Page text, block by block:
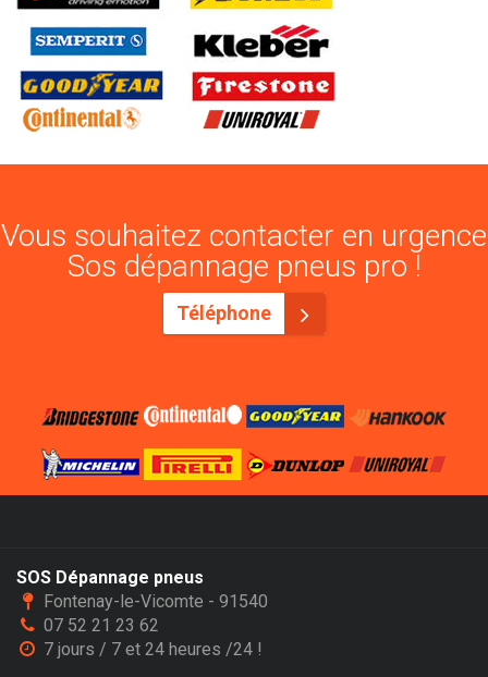
Vous souhaitez contacter en urgence
Sos dépannage pneus pro !
Téléphone
SOS Dépannage pneus
Fontenay-le-Vicomte - 91540
07 52 21 23 62
7 jours / 7 et 24 heures /24 !